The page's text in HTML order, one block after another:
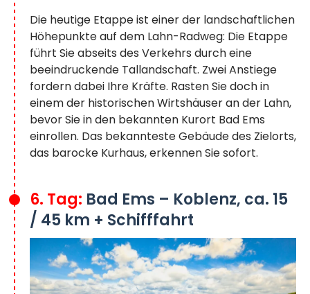
Die heutige Etappe ist einer der landschaftlichen
Höhepunkte auf dem Lahn-Radweg: Die Etappe
führt Sie abseits des Verkehrs durch eine
beeindruckende Tallandschaft. Zwei Anstiege
fordern dabei Ihre Kräfte. Rasten Sie doch in
einem der historischen Wirtshäuser an der Lahn,
bevor Sie in den bekannten Kurort Bad Ems
einrollen. Das bekannteste Gebäude des Zielorts,
das barocke Kurhaus, erkennen Sie sofort.
6. Tag: Bad Ems – Koblenz, ca. 15
/ 45 km + Schifffahrt